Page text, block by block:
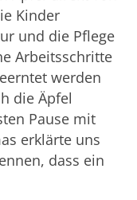
Kinder
und die Pflege
Arbeitsschritte
werden
die Äpfel
Pause mit
erklärte uns
dass ein